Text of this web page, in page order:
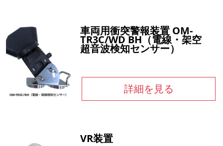
車両用衝突警報装置 OM-
TR3C/WD BH（電線・架空
超音波検知センサー）
詳細を見る
VR装置